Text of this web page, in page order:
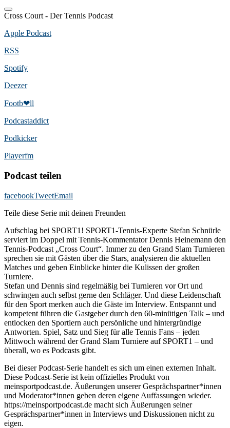
Cross Court - Der Tennis Podcast
Apple Podcast
RSS
Spotify
Deezer
Footb❤ll
Podcast­addict
Podkicker
Playerfm
Podcast teilen
facebookTweetEmail
Teile diese Serie mit deinen Freunden
Aufschlag bei SPORT1! SPORT1-Tennis-Experte Stefan Schnürle
serviert im Doppel mit Tennis-Kommentator Dennis Heinemann den
Tennis-Podcast „Cross Court“. Immer zu den Grand Slam Turnieren
sprechen sie mit Gästen über die Stars, analysieren die aktuellen
Matches und geben Einblicke hinter die Kulissen der großen
Turniere.
Stefan und Dennis sind regelmäßig bei Turnieren vor Ort und
schwingen auch selbst gerne den Schläger. Und diese Leidenschaft
für den Sport merken auch die Gäste im Interview. Entspannt und
kompetent führen die Gastgeber durch den 60-minütigen Talk – und
entlocken den Sportlern auch persönliche und hintergründige
Antworten. Spiel, Satz und Sieg für alle Tennis Fans – jeden
Mittwoch während der Grand Slam Turniere auf SPORT1 – und
überall, wo es Podcasts gibt.
Bei dieser Podcast-Serie handelt es sich um einen externen Inhalt.
Diese Podcast-Serie ist kein offizielles Produkt von
meinsportpodcast.de. Äußerungen unserer Gesprächspartner*innen
und Moderator*innen geben deren eigene Auffassungen wieder.
https://meinsportpodcast.de macht sich Äußerungen seiner
Gesprächspartner*innen in Interviews und Diskussionen nicht zu
eigen.